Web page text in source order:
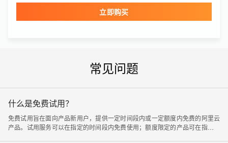
邮件推送资源包(包月) ￥19.98
资源包规格 有效期
有效期
立即购买
常见问题
什么是免费试用？
免费试用旨在面向产品新用户，提供一定时间段内或一定额度内免费的阿里云
产品。试用服务可以在指定的时间段内免费使用；额度限定的产品可在指定额